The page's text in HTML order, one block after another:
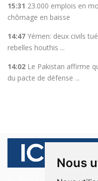
Nous
15:31 23.000 emplois en
chômage en baisse
14:47 Yémen: deux civils
rebelles houthis ...
14:02 Le Pakistan affirme
du pacte de défense ...